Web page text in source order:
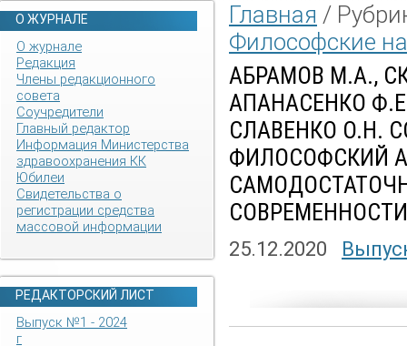
О ЖУРНАЛЕ
О журнале
Редакция
Члены редакционного
совета
Соучредители
Главный редактор
Информация Министерства
здравоохранения КК
Юбилеи
Свидетельства о
регистрации средства
массовой информации
РЕДАКТОРСКИЙ ЛИСТ
Выпуск №1 - 2024
г
Главная /
Философские
АБРАМОВ М.А.,
АПАНАСЕНКО
СЛАВЕНКО О.Н.
ФИЛОСОФСКИЙ
СОВРЕМЕННОСТИ
25.12.2020